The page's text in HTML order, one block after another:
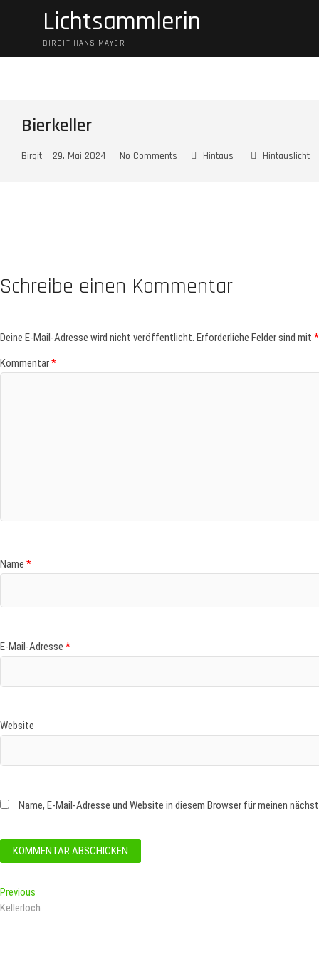
Lichtsammlerin
BIRGIT HANS-MAYER
Bierkeller
Birgit 29. Mai 2024 No Comments Hintaus Hintauslicht
Schreibe einen Kommentar
Deine E-Mail-Adresse wird nicht veröffentlicht. Erforderliche Felder sind mit *
Kommentar*
Name *
E-Mail-Adresse *
Website
Name, E-Mail-Adresse und Website in diesem Browser für meinen
Beitragsnavigation
Previous
post:
Kellerloch